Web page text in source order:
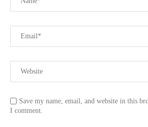
Save my name, email, and website in this
I comment.